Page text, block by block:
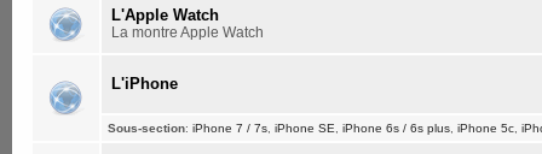
L'Apple Watch
La montre Apple Watch
L'iPhone
Sous-section: iPhone 7 / 7s iPhone SE iPhone 6s / 6s plus iPhone 5c